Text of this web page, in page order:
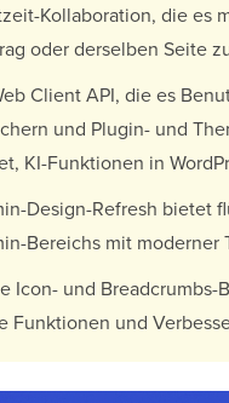
Kollaboration, die es
oder derselben Seite
Client API, die es
und Plugin- und
KI-Funktionen in
Design-Refresh bietet
Bereichs mit moderner
Icon- und
Funktionen und